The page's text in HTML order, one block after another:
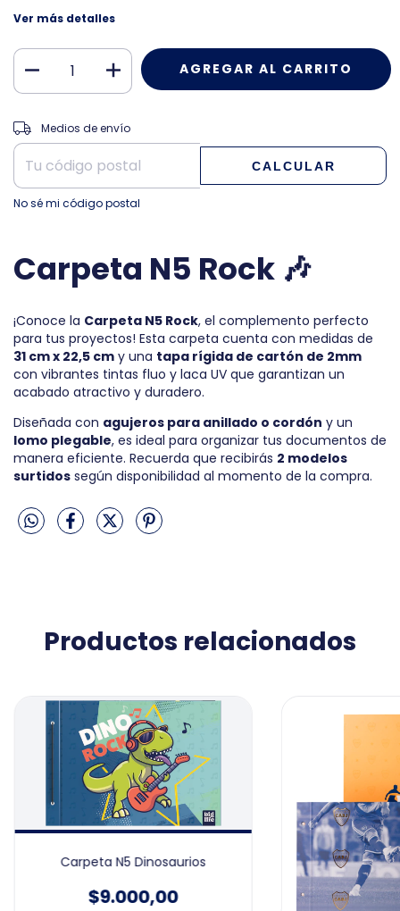
Ver más detalles
Entregas para el CP:
Medios de envío
CALCULAR
No sé mi código postal
Carpeta N5 Rock 🎶
¡Conoce la Carpeta N5 Rock, el complemento perfecto
para tus proyectos! Esta carpeta cuenta con medidas de
31 cm x 22,5 cm y una tapa rígida de cartón de 2mm
con vibrantes tintas fluo y laca UV que garantizan un
acabado atractivo y duradero.
Diseñada con agujeros para anillado o cordón y un
lomo plegable, es ideal para organizar tus documentos de
manera eficiente. Recuerda que recibirás 2 modelos
surtidos según disponibilidad al momento de la compra.
Productos relacionados
Carpeta N5 Dinosaurios
$9.000,00